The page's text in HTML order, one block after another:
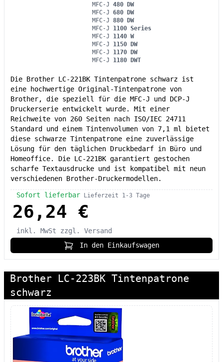
MFC-J 480 DW
MFC-J 680 DW
MFC-J 880 DW
MFC-J 1100 Series
MFC-J 1140 W
MFC-J 1150 DW
MFC-J 1170 DW
MFC-J 1180 DWT
Die Brother LC-221BK Tintenpatrone schwarz ist
eine hochwertige Original-Tintenpatrone von
Brother, die speziell für die MFC-J und DCP-J
Druckerserie entwickelt wurde. Mit einer
Reichweite von 260 Seiten nach ISO/IEC 24711
Standard und einem Tintenvolumen von 7,1 ml bietet
diese schwarze Tintenpatrone eine zuverlässige
Lösung für den täglichen Druckbedarf in Büro und
Homeoffice. Die LC-221BK garantiert gestochen
scharfe Textausdrucke und ist kompatibel mit neun
verschiedenen Brother-Druckermodellen.
Sofort lieferbar Lieferzeit 1-3 Tage
26,24 €
inkl. MwSt
zzgl. Versand
In den Einkaufswagen
Brother LC-223BK Tintenpatrone
schwarz